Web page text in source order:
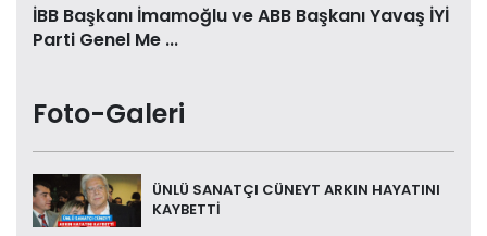
İBB Başkanı İmamoğlu ve ABB Başkanı Yavaş İYİ
Parti Genel Me ...
Foto-Galeri
ÜNLÜ SANATÇI CÜNEYT ARKIN HAYATINI
KAYBETTİ